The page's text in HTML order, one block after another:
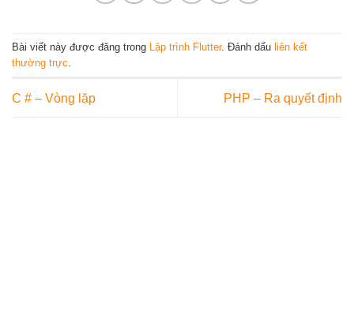
Bài viết này được đăng trong Lập trình Flutter. Đánh dấu liên kết
thường trực
C # – Vòng lặp PHP – Ra quyết định